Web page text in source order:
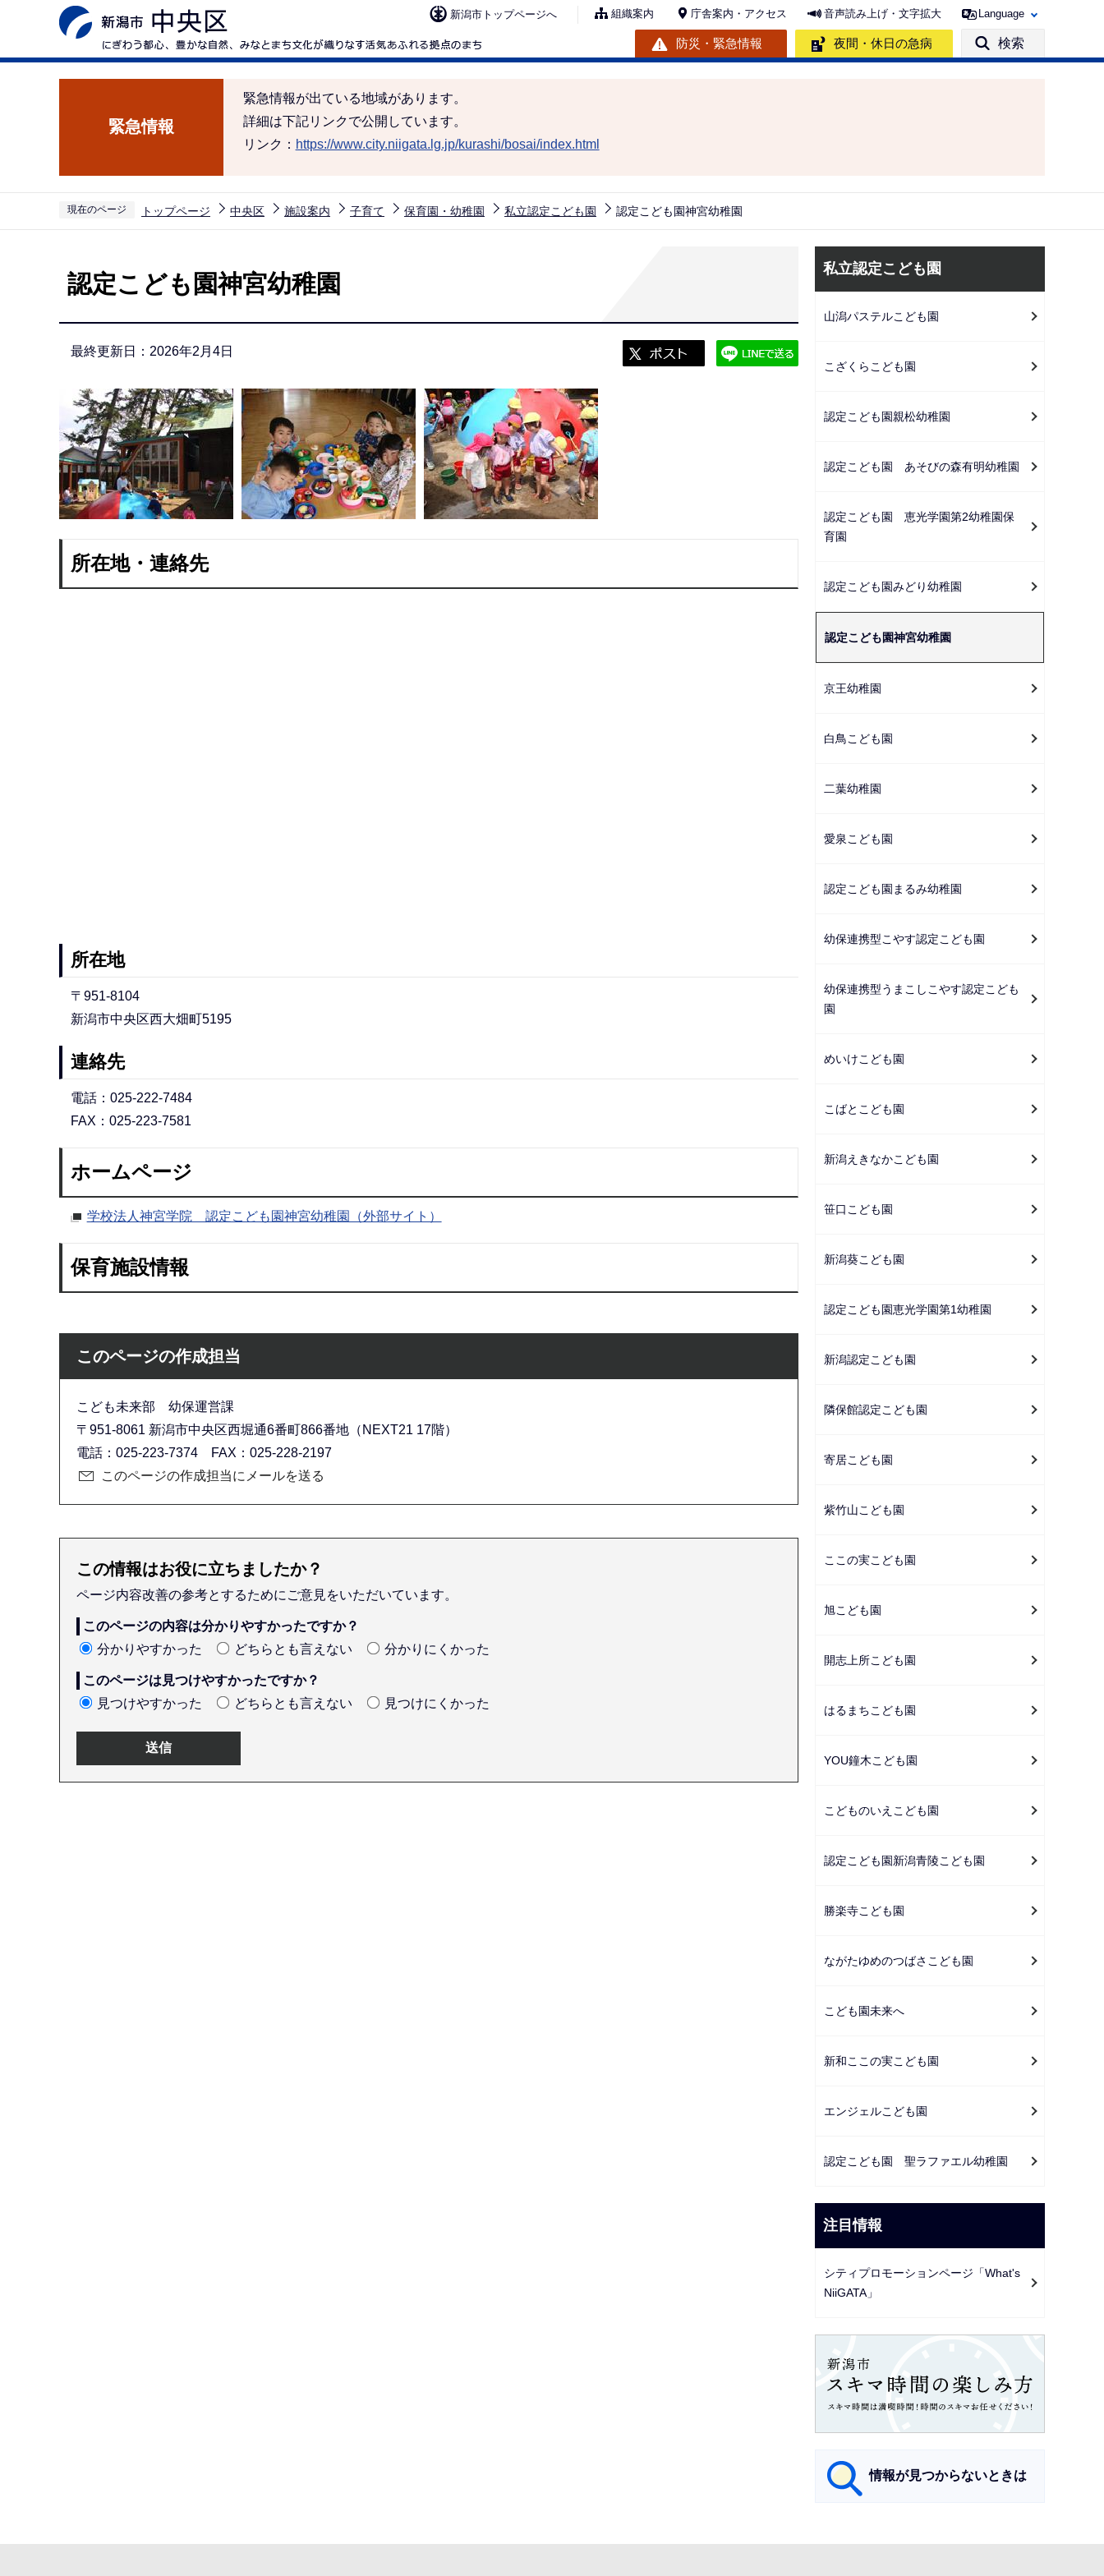
ペ
新潟市トップページへ 組織案内 庁舎案内・アクセス 音声読み上げ・文字拡大 Language
防災・緊急情報 夜間・休日の急病 検索
緊急情報
緊急情報が出ている地域があります。
詳細は下記リンクで公開しています。
リンク： https://www.city.niigata.lg.jp/kurashi/bosai/index.html
現在のページ トップページ 中央区 施設案内 子育て 保育園・幼稚園 私立認定こども園 認定こども園神宮幼稚園
認定こども園神宮幼稚園
最終更新日：2026年2月4日
所在地・連絡先
所在地
〒951-8104
新潟市中央区西大畑町5195
連絡先
電話：025-222-7484
FAX：025-223-7581
ホームページ
学校法人神宮学院 認定こども園神宮幼稚園（外部サイト）
保育施設情報
このページの作成担当
こども未来部 幼保運営課
〒951-8061 新潟市中央区西堀通6番町866番地（NEXT21 17階）
電話：025-223-7374 FAX：025-228-2197
このページの作成担当にメールを送る
この情報はお役に立ちましたか？
ページ内容改善の参考とするためにご意見をいただいています。
このページの内容は分かりやすかったですか？
分かりやすかった
どちらとも言えない 分かりにくかった
このページは見つけやすかったですか？
見つけやすかった
どちらとも言えない 見つけにくかった
ブ
ー
ョ
こ
か
ら
私立認定こども園
山潟パステルこども園
こざくらこども園
認定こども園親松幼稚園
認定こども園 あそびの森有明幼稚園
認定こども園 恵光学園第2幼稚園保
育園
認定こども園みどり幼稚園
認定こども園神宮幼稚園
京王幼稚園
白鳥こども園
二葉幼稚園
愛泉こども園
認定こども園まるみ幼稚園
幼保連携型こやす認定こども園
幼保連携型うまこしこやす認定こども
園
めいけこども園
こばとこども園
新潟えきなかこども園
笹口こども園
新潟葵こども園
認定こども園恵光学園第1幼稚園
新潟認定こども園
隣保館認定こども園
寄居こども園
紫竹山こども園
ここの実こども園
旭こども園
開志上所こども園
はるまちこども園
YOU鐘木こども園
こどものいえこども園
認定こども園新潟青陵こども園
勝楽寺こども園
ながたゆめのつばさこども園
こども園未来へ
新和ここの実こども園
エンジェルこども園
認定こども園 聖ラファエル幼稚園
注目情報
シティプロモーションページ「What's
NiiGATA」
情報が見つからないときは